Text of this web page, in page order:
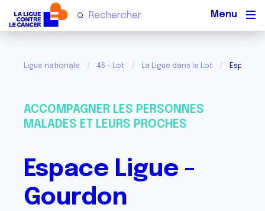
Ligue nationale 46 - Lot La Ligue dans le Lot Espace
ACCOMPAGNER LES PERSONNES
MALADES ET LEURS PROCHES
Espace Ligue -
Gourdon